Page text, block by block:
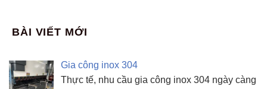
BÀI VIẾT MỚI
Gia công inox 304
Thực tế, nhu cầu gia công inox 304 ngày càng